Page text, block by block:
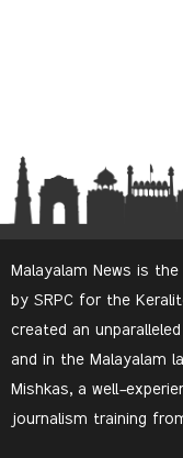
Malayalam News is
by SRPC for the
created an
and in the Malayalam
Mishkas, a well-
journalism training